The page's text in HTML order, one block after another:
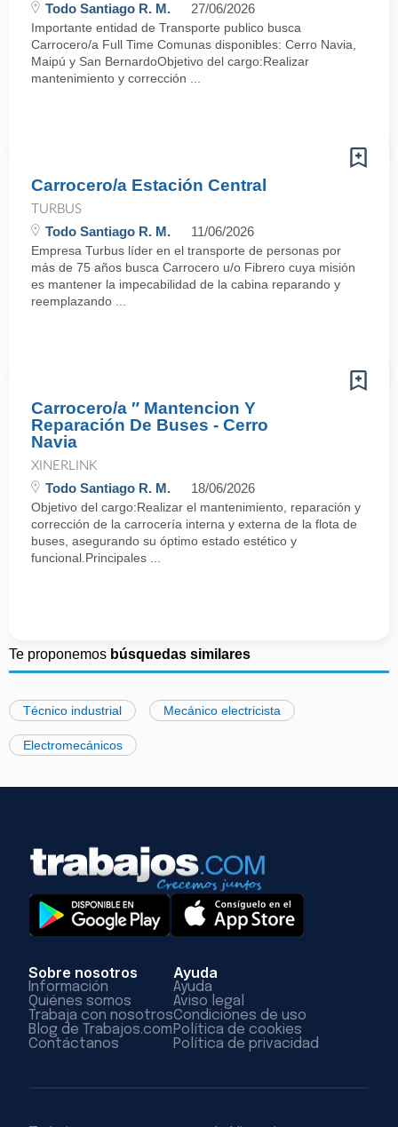
Todo Santiago R. M. 27/06/2026
Importante entidad de Transporte publico busca
Carrocero/a Full Time Comunas disponibles: Cerro Navia,
Maipú y San BernardoObjetivo del cargo:Realizar
mantenimiento y corrección ...
Carrocero/a Estación Central
TURBUS
Todo Santiago R. M. 11/06/2026
Empresa Turbus líder en el transporte de personas por
más de 75 años busca Carrocero u/o Fibrero cuya misión
es mantener la impecabilidad de la cabina reparando y
reemplazando ...
Carrocero/a ″ Mantencion Y
Reparación De Buses - Cerro
Navia
XINERLINK
Todo Santiago R. M. 18/06/2026
Objetivo del cargo:Realizar el mantenimiento, reparación y
corrección de la carrocería interna y externa de la flota de
buses, asegurando su óptimo estado estético y
funcional.Principales ...
Te proponemos búsquedas similares
Técnico industrial Mecánico electricista
Electromecánicos
Sobre nosotros
Información
Quiénes somos
Trabaja con nosotros
Blog de Trabajos.com
Contáctanos
Ayuda
Ayuda
Aviso legal
Condiciones de uso
Política de cookies
Política de privacidad